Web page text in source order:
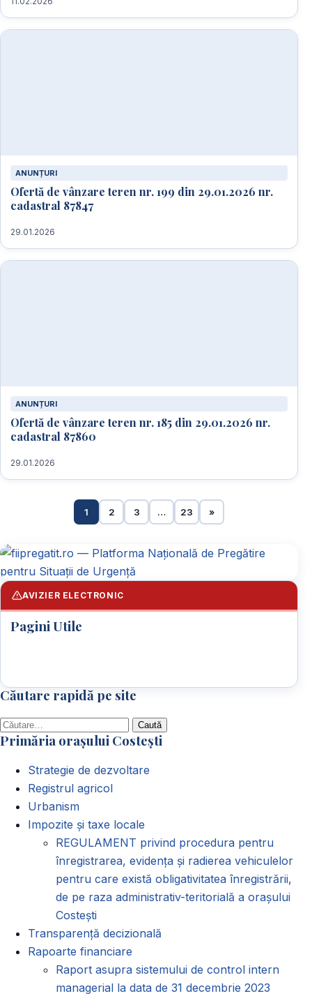
ANUNȚURI
Ofertă de vânzare teren nr. 199 din 29.01.2026 nr.
cadastral 87847
29.01.2026
ANUNȚURI
Ofertă de vânzare teren nr. 185 din 29.01.2026 nr.
cadastral 87860
29.01.2026
1 2 3 … 23 »
AVIZIER ELECTRONIC
Pagini Utile
Căutare rapidă pe site
Caută
după:
Primăria orașului Costești
Strategie de dezvoltare
Registrul agricol
Urbanism
Impozite și taxe locale
REGULAMENT privind procedura pentru
înregistrarea, evidența și radierea vehiculelor
pentru care există obligativitatea înregistrării,
de pe raza administrativ-teritorială a orașului
Costești
Transparență decizională
Rapoarte financiare
Raport asupra sistemului de control intern
managerial la data de 31 decembrie 2023